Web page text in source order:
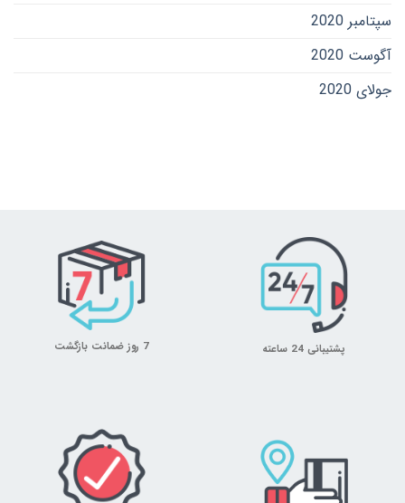
سپتامبر 2020
آگوست 2020
جولای 2020
پشتیبانی 24 ساعته 7 روز ضمانت بازگشت